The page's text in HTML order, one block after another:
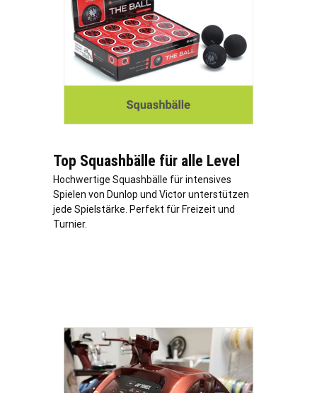
Top Squashbälle für alle Level
Hochwertige Squashbälle für intensives
Spielen von Dunlop und Victor unterstützen
jede Spielstärke. Perfekt für Freizeit und
Turnier.